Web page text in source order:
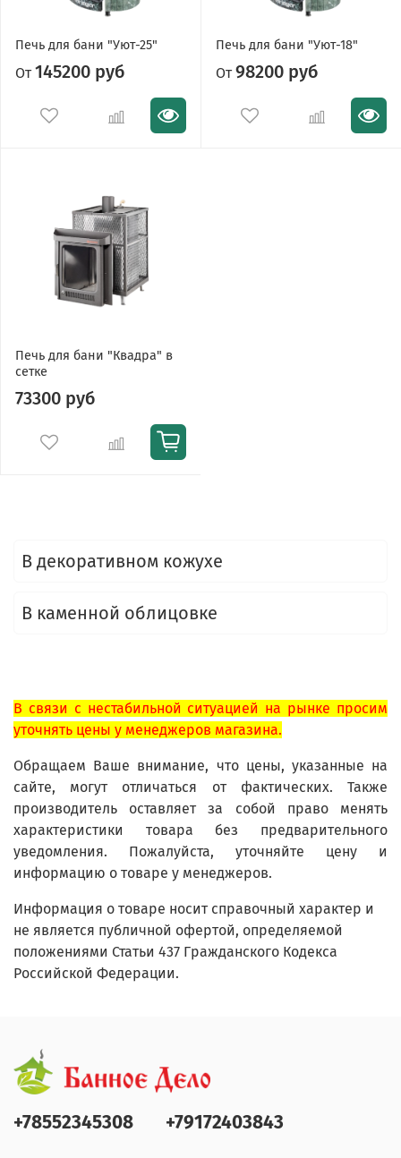
Печь для бани "Уют-25"
От 145200 руб
Печь для бани "Уют-18"
От 98200 руб
Печь для бани "Квадра" в
сетке
73300 руб
В декоративном кожухе
В каменной облицовке
В связи с нестабильной ситуацией на рынке просим
уточнять цены у менеджеров магазина.
Обращаем Ваше внимание, что цены, указанные на
сайте, могут отличаться от фактических. Также
производитель оставляет за собой право менять
характеристики товара без предварительного
уведомления. Пожалуйста, уточняйте цену и
информацию о товаре у менеджеров.
Информация о товаре носит справочный характер и
не является публичной офертой, определяемой
положениями Статьи 437 Гражданского Кодекса
Российской Федерации.
+78552345308 +79172403843